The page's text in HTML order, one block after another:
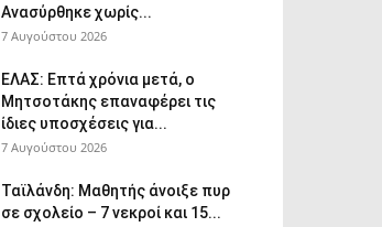
Ανασύρθηκε χωρίς...
7 Αυγούστου 2026
ΕΛΑΣ: Επτά χρόνια μετά, ο
Μητσοτάκης επαναφέρει τις
ίδιες υποσχέσεις για...
7 Αυγούστου 2026
Ταϊλάνδη: Μαθητής άνοιξε πυρ
σε σχολείο – 7 νεκροί και 15...